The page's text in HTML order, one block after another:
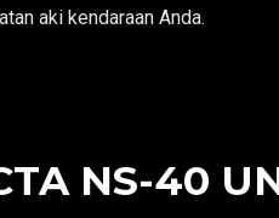
aki kendaraan Anda.
NS-40